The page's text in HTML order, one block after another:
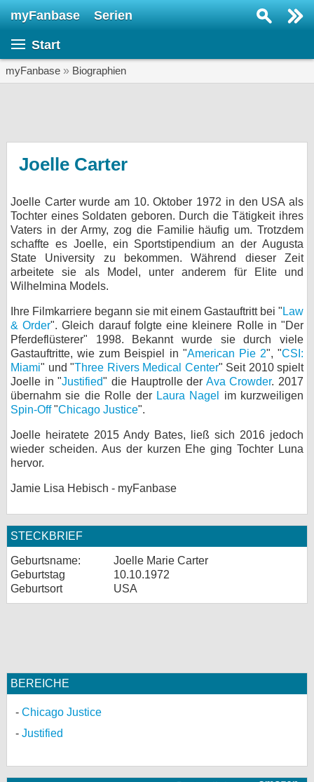
myFanbase Serien
Start
myFanbase » Biographien
Joelle Carter
Joelle Carter wurde am 10. Oktober 1972 in den USA als
Tochter eines Soldaten geboren. Durch die Tätigkeit ihres
Vaters in der Army, zog die Familie häufig um. Trotzdem
schaffte es Joelle, ein Sportstipendium an der Augusta
State University zu bekommen. Während dieser Zeit
arbeitete sie als Model, unter anderem für Elite und
Wilhelmina Models.
Ihre Filmkarriere begann sie mit einem Gastauftritt bei " Law
& Order". Gleich darauf folgte eine kleinere Rolle in "Der
Pferdeflüsterer" 1998. Bekannt wurde sie durch viele
Gastauftritte, wie zum Beispiel in "American Pie 2", "CSI:
Miami" und "Three Rivers Medical Center" Seit 2010 spielt
Joelle in "Justified" die Hauptrolle der Ava Crowder. 2017
übernahm sie die Rolle der Laura Nagel
im kurzweiligen
Spin-Off"Chicago Justice".
Joelle heiratete 2015 Andy Bates, ließ sich 2016 jedoch
wieder scheiden. Aus der kurzen Ehe ging Tochter Luna
hervor.
Jamie Lisa Hebisch - myFanbase
STECKBRIEF
Geburtsname:
Joelle Marie Carter
Geburtstag
10.10.1972
Geburtsort
USA
BEREICHE
Chicago Justice
Justified
KULTUR
Specials
SERVICE
Gewinnspiele
bei X
bei Facebook
Kontakt
Nutzungsbedingungen
Desktop-Ansicht
myFanbase